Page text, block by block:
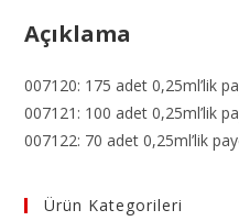
Açıklama
007120: 175 adet 0,25ml’lik
007121: 100 adet 0,25ml’lik
007122: 70 adet 0,25ml’lik
Ürün Kategorileri